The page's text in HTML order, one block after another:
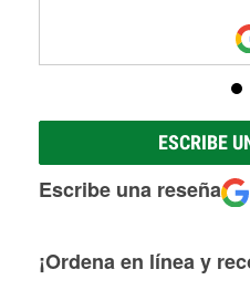
ESCRIBE
Escribe una reseña
¡Ordena en línea y